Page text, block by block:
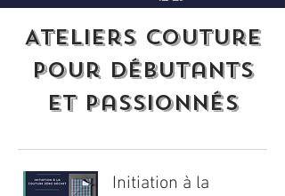
Ateliers couture
pour débutants
et passionnés
Initiation à la